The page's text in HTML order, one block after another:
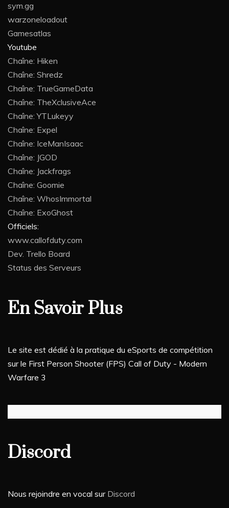
sym.gg
warzoneloadout
Gamesatlas
Youtube
Chaîne: Hiken
Chaîne: Shredz
Chaîne: TrueGameData
Chaîne: TheXclusiveAce
Chaîne: YTLukeyy
Chaîne: Expel
Chaîne: IceManIsaac
Chaîne: JGOD
Chaîne: Jackfrags
Chaîne: Goomie
Chaîne: WhosImmortal
Chaîne: ExoGhost
Officiels:
www.callofduty.com
Dev. Trello Board
Status des Serveurs
En Savoir Plus
Le site est dédié à la pratique du eSports de compétition
sur le First Person Shooter (FPS) Call of Duty - Modern
Warfare 3
Discord
Nous rejoindre en vocal sur Discord